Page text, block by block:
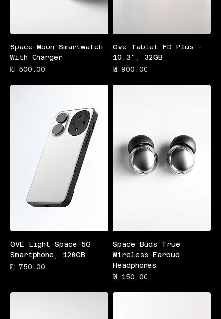
Ove Tablet FD Plus -
10.3", 32GB
מחיר
Space Moon Smartwatch
With Charger
מחיר
Space Buds True
Wireless Earbud
Headphones
מחיר
OVE Light Space 5G
Smartphone, 128GB
מחיר